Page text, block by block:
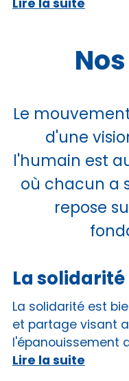
Lire la suite
Le
d'une
l'humain est
où chacun a
repose
La solidarité
La solidarité est
et partage visant
l'épanouissement
Lire la suite